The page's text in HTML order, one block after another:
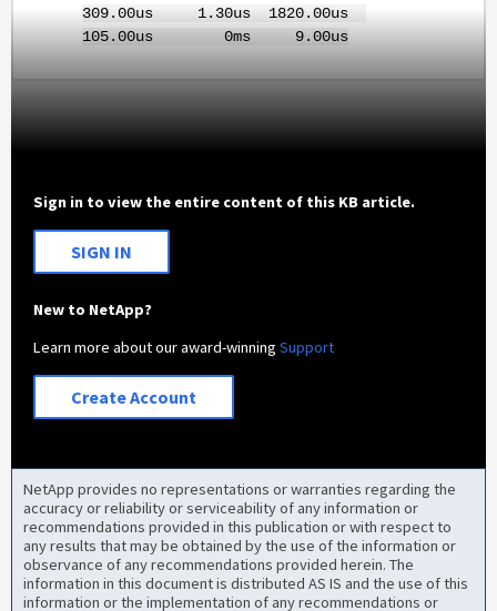
309.00us 1.30us 1820.00us
105.00us 0ms 9.00us
Sign in to view the entire content of this KB article.
SIGN IN
New to NetApp?
Learn more about our award-winningSupport
Create Account
NetApp provides no representations or warranties regarding the
accuracy or reliability or serviceability of any information or
recommendations provided in this publication or with respect to
any results that may be obtained by the use of the information or
observance of any recommendations provided herein. The
information in this document is distributed AS IS and the use of this
information or the implementation of any recommendations or